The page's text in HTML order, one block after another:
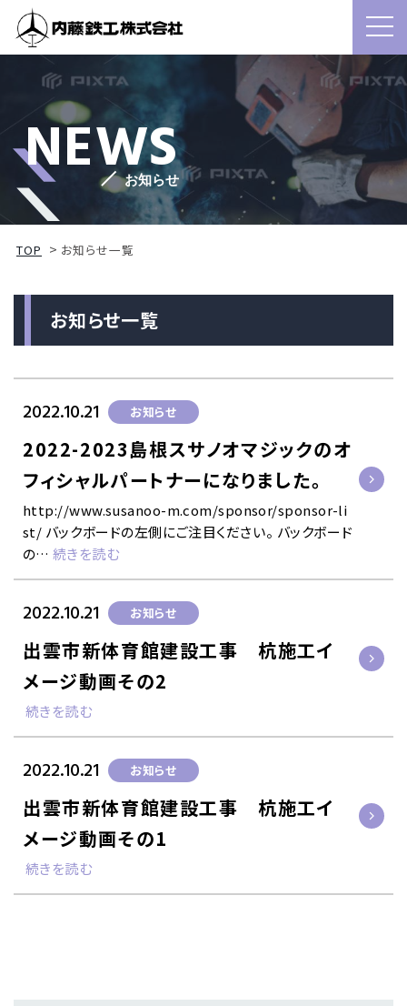
NEWS
お知らせ
TOP お知らせ一覧
お知らせ一覧
2022.10.21 お知らせ
2022-2023島根スサノオマジックのオ
フィシャルパートナーになりました。
http://www.susanoo-m.com/sponsor/sponsor-li
st/ バックボードの左側にご注目ください。 バックボード
の… 続きを読む
2022.10.21 お知らせ
出雲市新体育館建設工事 杭施工イ
メージ動画その2
続きを読む
2022.10.21 お知らせ
出雲市新体育館建設工事 杭施工イ
メージ動画その1
続きを読む